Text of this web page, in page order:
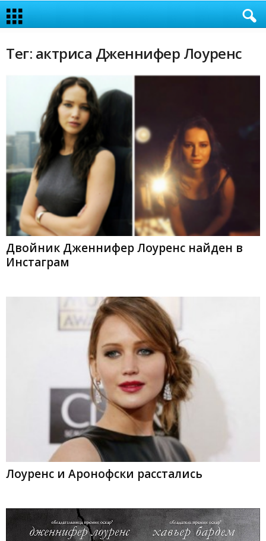
Тег: актриса Дженнифер Лоуренс
Двойник Дженнифер Лоуренс найден в
Инстаграм
Лоуренс и Аронофски расстались